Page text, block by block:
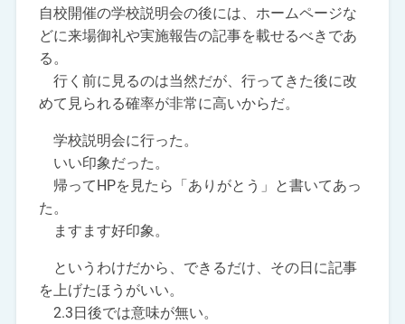
自校開催の学校説明会の後には、ホームページな
どに来場御礼や実施報告の記事を載せるべきであ
る。
行く前に見るのは当然だが、行ってきた後に改
めて見られる確率が非常に高いからだ。
学校説明会に行った。
いい印象だった。
帰ってHPを見たら「ありがとう」と書いてあっ
た。
ますます好印象。
というわけだから、できるだけ、その日に記事
を上げたほうがいい。
2.3日後では意味が無い。